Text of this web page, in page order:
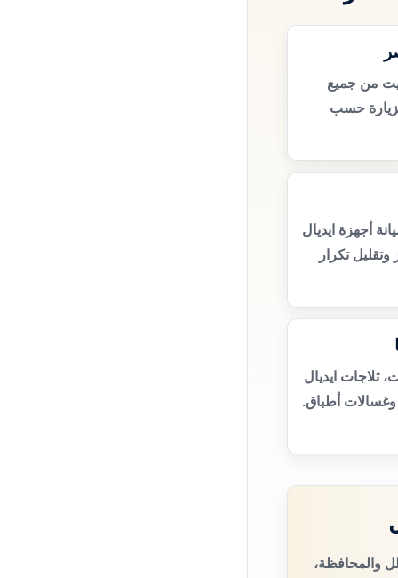
من جميع
حسب
أجهزة ايديال
تكرار
ثلاجات ايديال
وغسالات أطباق.
والمحافظة،